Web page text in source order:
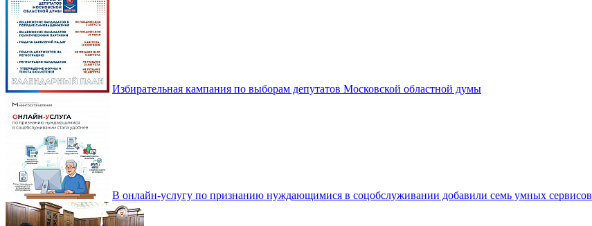
Избирательная кампания по выборам депутатов Московской областной думы
В онлайн-услугу по признанию нуждающимися в соцобслуживании добавили семь умных сервисов